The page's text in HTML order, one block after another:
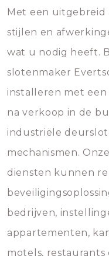
Met een uitgebreid
stijlen en
wat u nodig heeft.
slotenmaker
installeren met
na verkoop in de
industriële
mechanismen.
diensten kunnen
bedrijven,
appartementen,
motels,